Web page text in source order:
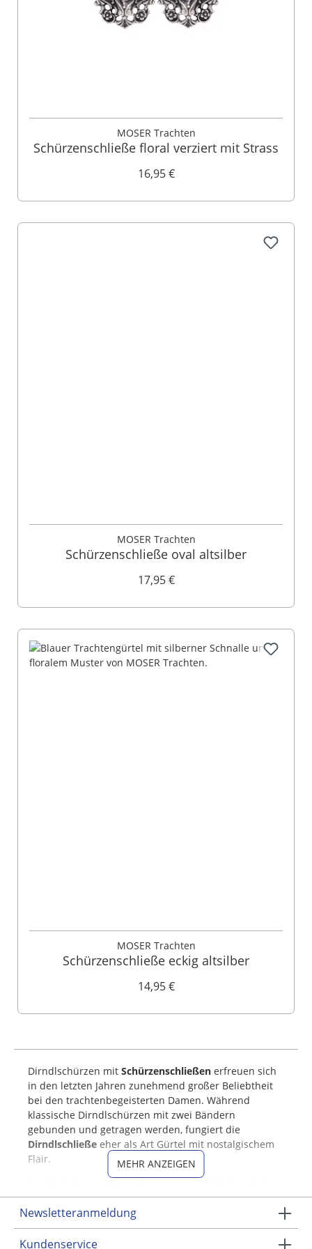
MOSER Trachten
Schürzenschließe floral verziert mit Strass
16,95 €
MOSER Trachten
Schürzenschließe oval altsilber
17,95 €
MOSER Trachten
Schürzenschließe eckig altsilber
14,95 €
MEHR ANZEIGEN
Dirndlschürzen mit Schürzenschließen erfreuen sich
in den letzten Jahren zunehmend großer Beliebtheit
bei den trachtenbegeisterten Damen. Während
klassische Dirndlschürzen mit zwei Bändern
gebunden und getragen werden, fungiert die
Dirndlschließe eher als Art Gürtel mit nostalgischem
Flair.
Position der Schleife ausdrückt, bleibt dabei erstmal
ein Geheimnis. Die Schürzenschließe wird immer in
der Mitte vorne oder hinten getragen.
Newsletteranmeldung
Kundenservice